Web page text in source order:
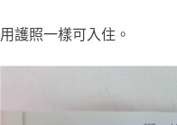
用護照一樣可入住。